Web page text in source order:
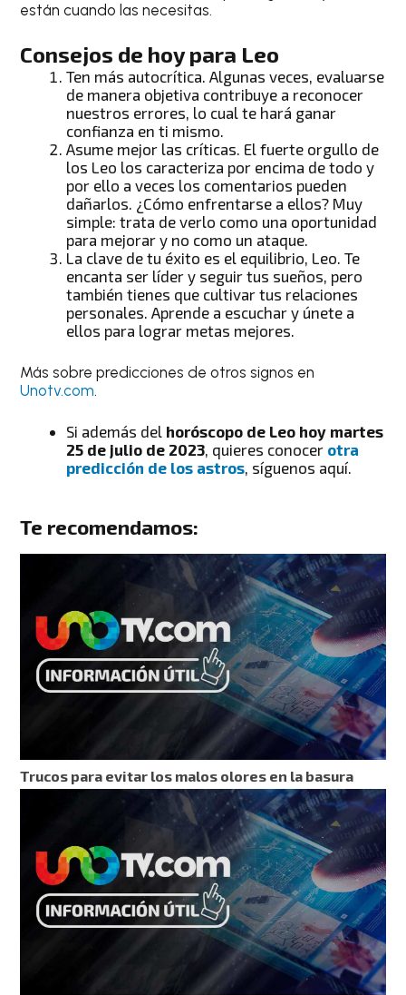
están cuando las necesitas.
Consejos de hoy para Leo
Ten más autocrítica. Algunas veces, evaluarse
de manera objetiva contribuye a reconocer
nuestros errores, lo cual te hará ganar
confianza en ti mismo.
Asume mejor las críticas. El fuerte orgullo de
los Leo los caracteriza por encima de todo y
por ello a veces los comentarios pueden
dañarlos. ¿Cómo enfrentarse a ellos? Muy
simple: trata de verlo como una oportunidad
para mejorar y no como un ataque.
La clave de tu éxito es el equilibrio, Leo. Te
encanta ser líder y seguir tus sueños, pero
también tienes que cultivar tus relaciones
personales. Aprende a escuchar y únete a
ellos para lograr metas mejores.
Más sobre predicciones de otros signos en
Unotv.com.
Si además del horóscopo de Leo hoy martes
25 de julio de 2023, quieres conocer otra
predicción de los astros, síguenos aquí.
Te recomendamos:
Trucos para evitar los malos olores en la basura